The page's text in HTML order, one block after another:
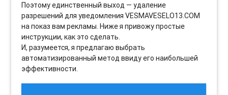
Поэтому единственный выход — удаление
разрешений для уведомления VESMAVESELO13.COM
на показ вам рекламы. Ниже я привожу простые
инструкции, как это сделать.
И, разумеется, я предлагаю выбрать
автоматизированный метод ввиду его наибольшей
эффективности.